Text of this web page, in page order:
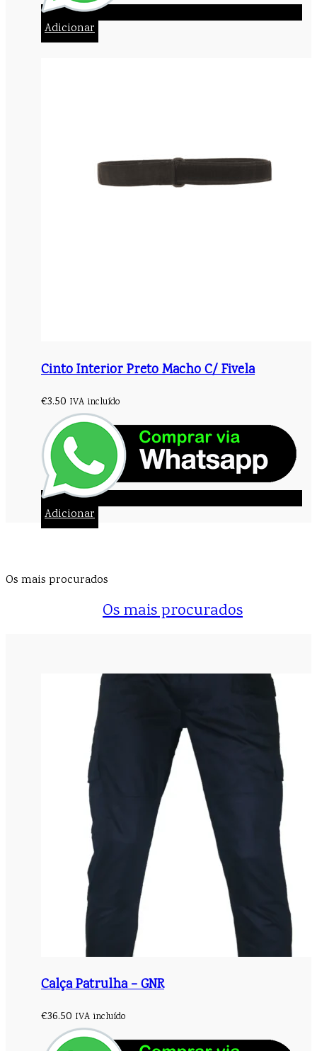
Adicionar
Cinto Interior Preto Macho C/ Fivela
€3.50 IVA incluído
Adicionar
Os mais procurados
Os mais procurados
Calça Patrulha – GNR
€36.50 IVA incluído